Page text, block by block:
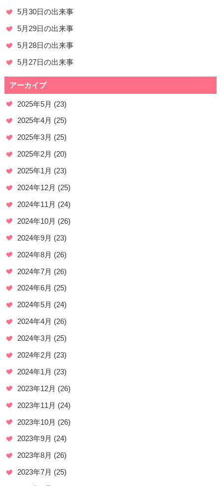
5月30日の出来事
5月29日の出来事
5月28日の出来事
5月27日の出来事
アーカイブ
2025年5月 (23)
2025年4月 (25)
2025年3月 (25)
2025年2月 (20)
2025年1月 (23)
2024年12月 (25)
2024年11月 (24)
2024年10月 (26)
2024年9月 (23)
2024年8月 (26)
2024年7月 (26)
2024年6月 (25)
2024年5月 (24)
2024年4月 (26)
2024年3月 (25)
2024年2月 (23)
2024年1月 (23)
2023年12月 (26)
2023年11月 (24)
2023年10月 (26)
2023年9月 (24)
2023年8月 (26)
2023年7月 (25)